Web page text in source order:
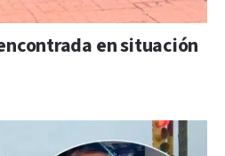
en situación